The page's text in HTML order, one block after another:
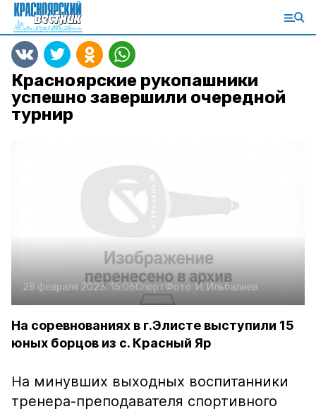
Красноярские рукопашники
успешно завершили очередной
турнир
28 февраля 2023, 15:06СпортФото: И. Ильбалиев
На соревнованиях в г.Элисте выступили 15
юных борцов из с. Красный Яр
На минувших выходных воспитанники
тренера-преподавателя спортивного